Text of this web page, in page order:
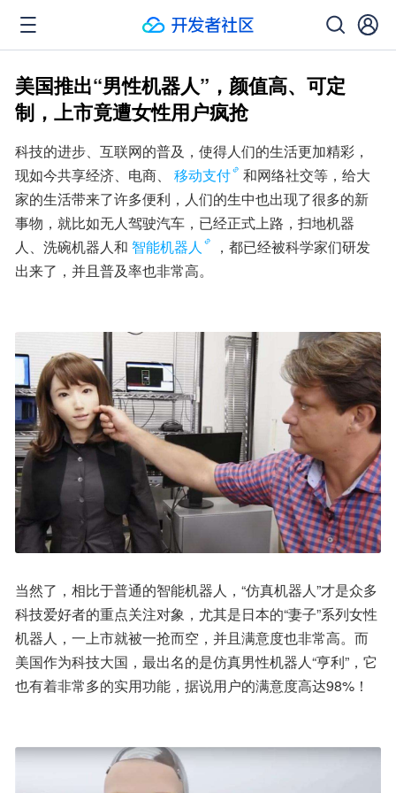
美国推出“男性机器人”，颜值高、可定
制，上市竟遭女性用户疯抢
科技的进步、互联网的普及，使得人们的生活更加精彩，
现如今共享经济、电商、
移动支付
和网络社交等，给大
家的生活带来了许多便利，人们的生中也出现了很多的新
事物，就比如无人驾驶汽车，已经正式上路，扫地机器
人、洗碗机器人和 智能机器人
，都已经被科学家们研发
出来了，并且普及率也非常高。
当然了，相比于普通的智能机器人，“仿真机器人”才是众多
科技爱好者的重点关注对象，尤其是日本的“妻子”系列女性
机器人，一上市就被一抢而空，并且满意度也非常高。而
美国作为科技大国，最出名的是仿真男性机器人“亨利”，它
也有着非常多的实用功能，据说用户的满意度高达98%！